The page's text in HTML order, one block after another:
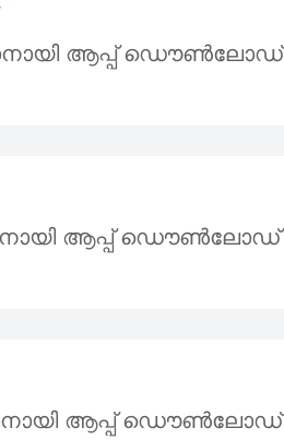
ആപ്പ് ഡൌൺലോഡ്
ആപ്പ് ഡൌൺലോഡ്
ആപ്പ് ഡൌൺലോഡ്